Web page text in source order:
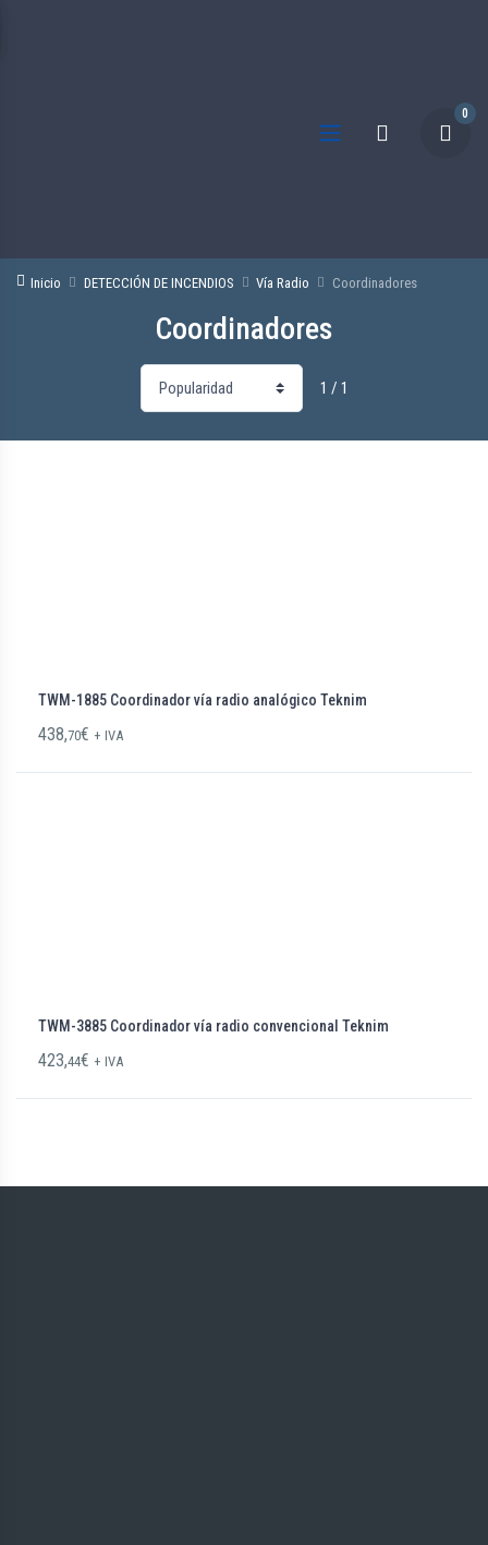
0
Inicio DETECCIÓN DE INCENDIOS Vía Radio Coordinadores
Coordinadores
1 / 1
TWM-1885 Coordinador vía radio analógico Teknim
438,70€ + IVA
TWM-3885 Coordinador vía radio convencional Teknim
423,44€ + IVA